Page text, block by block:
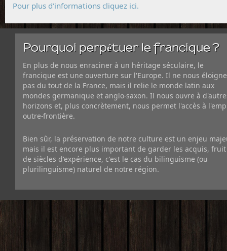
Pour plus d'informations cliquez ici.
Pourquoi perpétuer le francique ?
En plus de nous enraciner à un héritage séculaire, le
francique est une ouverture sur l'Europe. Il ne nous éloigne
pas du tout de la France, mais il relie le monde latin aux
mondes germanique et anglo-saxon. Il nous ouvre à
horizons et, plus concrètement, nous permet l'accès à
outre-frontière.
Bien sûr, la préservation de notre culture est un enjeu
mais il est encore plus important de garder les acquis, fruit
de siècles d'expérience, c'est le cas du bilinguisme (ou
plurilinguisme) naturel de notre région.